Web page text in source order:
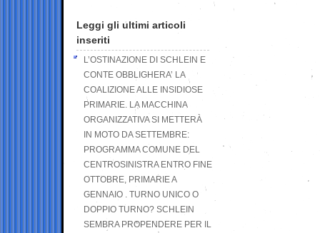
Leggi gli ultimi articoli
inseriti
L’OSTINAZIONE DI SCHLEIN E
CONTE OBBLIGHERA’ LA
COALIZIONE ALLE INSIDIOSE
PRIMARIE. LA MACCHINA
ORGANIZZATIVA SI METTERÀ
IN MOTO DA SETTEMBRE:
PROGRAMMA COMUNE DEL
CENTROSINISTRA ENTRO FINE
OTTOBRE, PRIMARIE A
GENNAIO . TURNO UNICO O
DOPPIO TURNO? SCHLEIN
SEMBRA PROPENDERE PER IL